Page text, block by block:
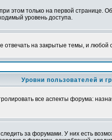
только на первой странице.
уровень доступа.
на закрытые темы, и
Уровни пользователей и
все аспекты форума:
за форумами. У них есть